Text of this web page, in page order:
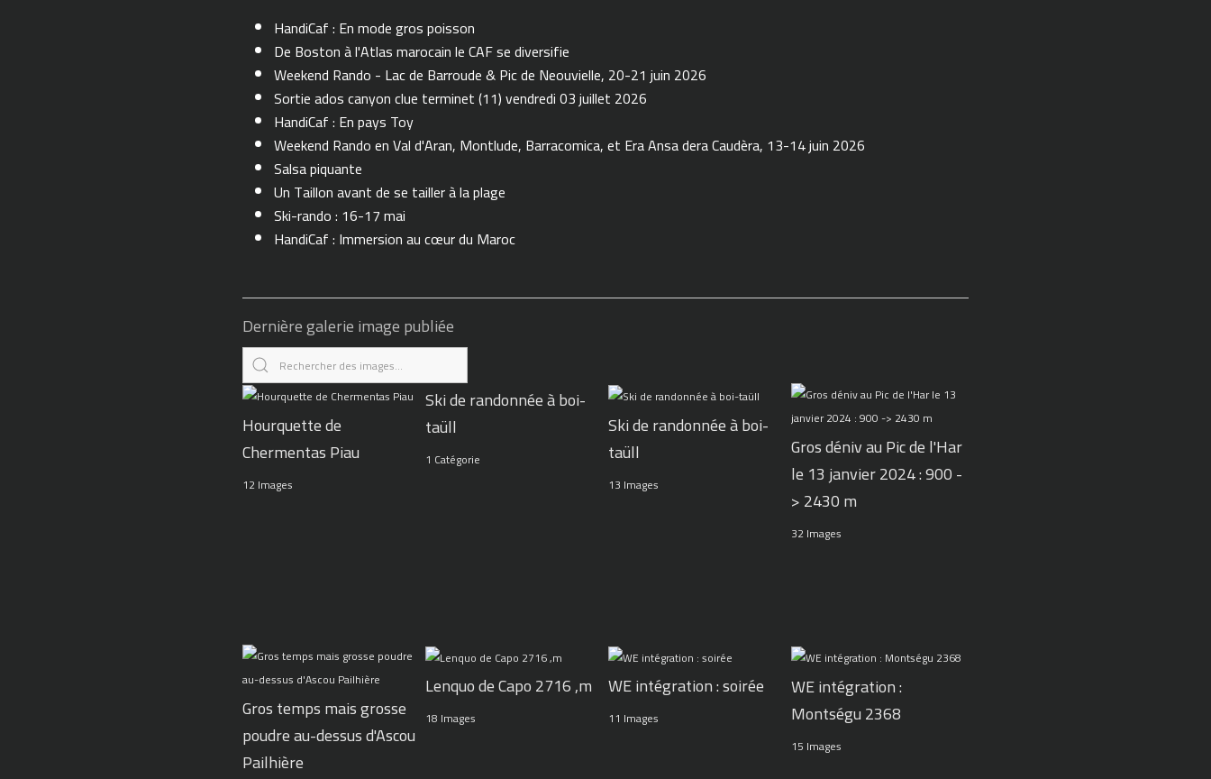
HandiCaf : En mode gros poisson
De Boston à l'Atlas marocain le CAF se diversifie
Weekend Rando - Lac de Barroude & Pic de Neouvielle, 20-21 juin 2026
Sortie ados canyon clue terminet (11) vendredi 03 juillet 2026
HandiCaf : En pays Toy
Weekend Rando en Val d'Aran, Montlude, Barracomica, et Era Ansa dera Caudèra, 13-14 juin 2026
Salsa piquante
Un Taillon avant de se tailler à la plage
Ski-rando : 16-17 mai
HandiCaf : Immersion au cœur du Maroc
Dernière galerie image publiée
Hourquette de
Chermentas Piau
12 Images
Ski de randonnée à boi-
taüll
1 Catégorie
Ski de randonnée à boi-
taüll
13 Images
Gros déniv au Pic de l'Har
le 13 janvier 2024 : 900 -
> 2430 m
32 Images
Gros temps mais grosse
poudre au-dessus d'Ascou
Pailhière
Lenquo de Capo 2716 ,m
18 Images
WE intégration : soirée
11 Images
WE intégration :
Montségu 2368
15 Images